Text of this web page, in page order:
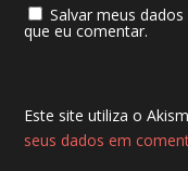
Salvar meus
que eu comentar.
Este site utiliza o
seus dados em